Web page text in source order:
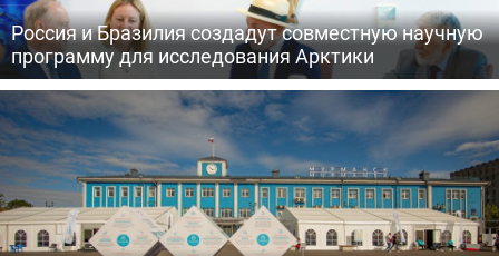
Россия и Бразилия создадут совместную научную
программу для исследования Арктики